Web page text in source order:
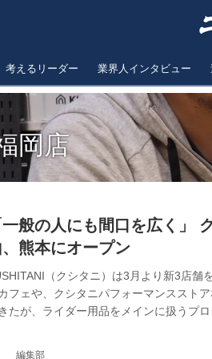
考えるリーダー 業界人インタビュー
岡店
一般の人にも間口を広く」
熊本にオープン
（クシタニ）は3月より新3店舗
フェや、クシタニパフォーマンススト
たが、ライダー用品をメインに扱うプ
編集部